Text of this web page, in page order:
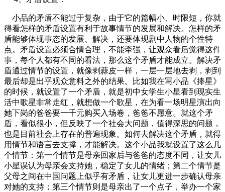
小品的矛盾不能过于复杂，由于它的篇幅小、时限短，你就
得看怎样的矛盾设置有利于故事情节的发展和解决。怎样的矛
盾能够体现事态的发展、解决，还要体现剧中人物的个性特
点。矛盾设置必须合情合理，不能牵强，让观众看后觉得这件
事，每个人都有不同的看法，那么这个矛盾才能成立。解决矛
盾通过情节的设置，就像剥蒜皮一样，一层一层地去剥，剥到
最后却是出乎观众意料之外的结果。比如我在写小品《捧星》
的时候，就设置了一个矛盾，就是初中女学生小星看到现实生
活中歌星非常走红，就想做一个歌星，在为看一场明星演出向
她下岗的爸爸要一千元购买入场卷，爸爸不愿意。就这个矛
盾，看似很小，但反映了一个社会大问题，值得深思的问题，
也是目前社会上存在的普遍现象。如何去解决这个矛盾，就得
用情节和语言去支撑，才能解决。这个小品我就设置了这么几
个情节：第一个情节是母亲回家后与爸爸的态度不同，让女儿
小星误认为母亲会支持她，稳定了女儿的情绪；第二个情节是
父母之间在中国问题上似乎有矛盾，让女儿更进一步确认母亲
对她的支持；第三个情节则是母亲出了一个点子，举办一个家